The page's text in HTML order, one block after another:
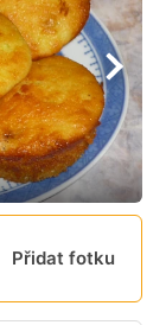
Přidat fotku